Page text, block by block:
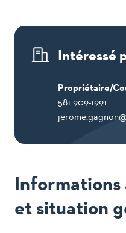
Intéressé
Propriétaire/
581 909-1991
et situation